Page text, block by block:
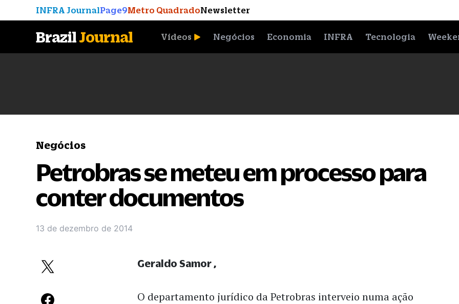
INFRA JournalPage9Metro QuadradoNewsletter
BrazilJournal Vídeos Negócios Economia INFRA Tecnologia
Negócios
Petrobras se meteu em processo para
conter documentos
13 de dezembro de 2014
O departamento jurídico da Petrobras interveio numa ação
Geraldo Samor